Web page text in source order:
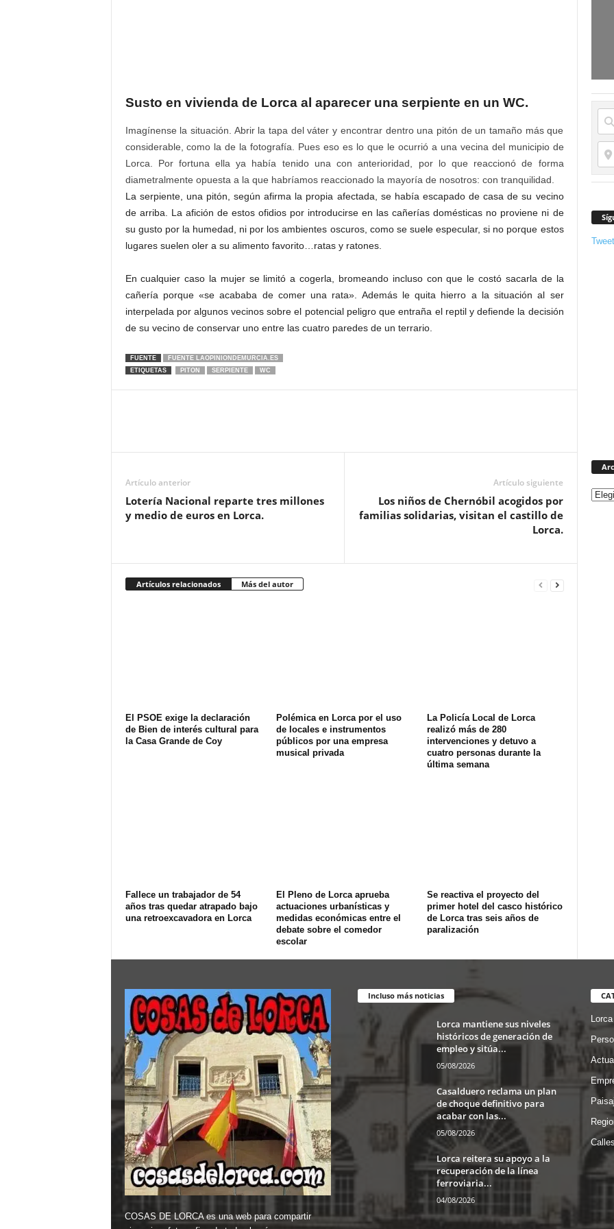
Susto en vivienda de Lorca al aparecer una serpiente en un WC.
Imagínense la situación. Abrir la tapa del váter y encontrar dentro una pitón de un tamaño más que
considerable, como la de la fotografía. Pues eso es lo que le ocurrió a una vecina del municipio de
Lorca. Por fortuna ella ya había tenido una con anterioridad, por lo que reaccionó de forma
diametralmente opuesta a la que habríamos reaccionado la mayoría de nosotros: con tranquilidad.
La serpiente, una pitón, según afirma la propia afectada, se había escapado de casa de su vecino
de arriba. La afición de estos ofidios por introducirse en las cañerías domésticas no proviene ni de
su gusto por la humedad, ni por los ambientes oscuros, como se suele especular, si no porque estos
lugares suelen oler a su alimento favorito…ratas y ratones.
En cualquier caso la mujer se limitó a cogerla, bromeando incluso con que le costó sacarla de la
cañería porque «se acababa de comer una rata». Además le quita hierro a la situación al ser
interpelada por algunos vecinos sobre el potencial peligro que entraña el reptil y defiende la decisión
de su vecino de conservar uno entre las cuatro paredes de un terrario.
FUENTE
FUENTE LAOPINIONDEMURCIA.ES
ETIQUETAS
PITON SERPIENTE WC
Artículo anterior
Lotería Nacional reparte tres millones
y medio de euros en Lorca.
Artículo siguiente
Los niños de Chernóbil acogidos por
familias solidarias, visitan el castillo de
Lorca.
Artículos relacionados Más del autor
El PSOE exige la declaración
de Bien de interés cultural para
la Casa Grande de Coy
Polémica en Lorca por el uso
de locales e instrumentos
públicos por una empresa
musical privada
La Policía Local de Lorca
realizó más de 280
intervenciones y detuvo a
cuatro personas durante la
última semana
Fallece un trabajador de 54
años tras quedar atrapado bajo
una retroexcavadora en Lorca
El Pleno de Lorca aprueba
actuaciones urbanísticas y
medidas económicas entre el
debate sobre el comedor
escolar
Se reactiva el proyecto del
primer hotel del casco histórico
de Lorca tras seis años de
paralización
COSAS DE LORCA es una web para compartir
Incluso más noticias
Lorca mantiene sus niveles
históricos de generación de
empleo y sitúa...
05/08/2026
Casalduero reclama un plan
de choque definitivo para
acabar con las...
05/08/2026
Lorca reitera su apoyo a la
recuperación de la línea
ferroviaria...
04/08/2026
Lorca